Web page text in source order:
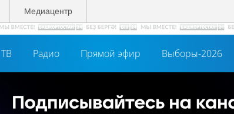
Медиацентр
ТВ Радио Прямой эфир Выборы-2026